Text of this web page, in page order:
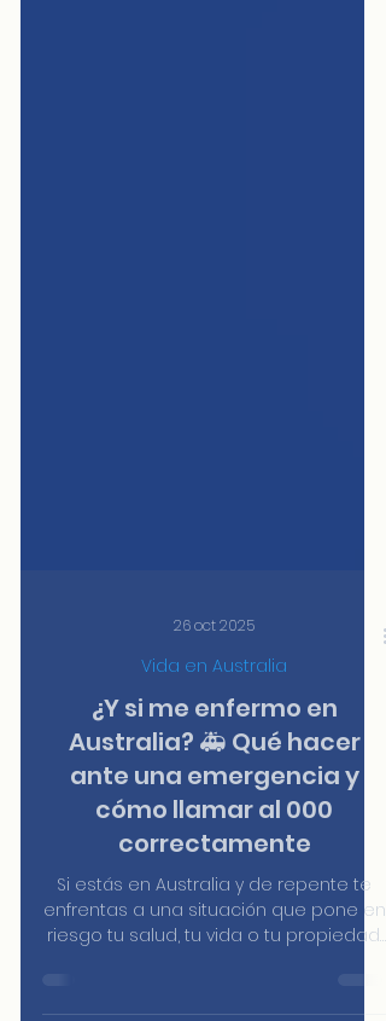
26 oct 2025
Vida en Australia
¿Y si me enfermo en
Australia? 🚑 Qué hacer
ante una emergencia y
cómo llamar al 000
correctamente